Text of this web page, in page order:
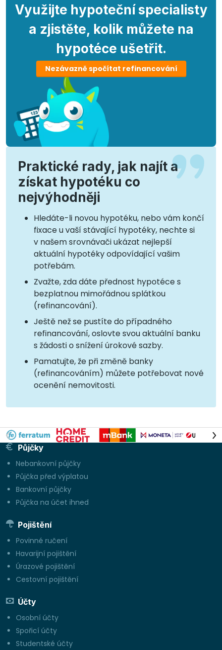
Využijte hypoteční specialisty
a zjistěte, kolik můžete na
hypotéce ušetřit.
Nezávazně spočítat refinancování
Praktické rady, jak najít a
získat hypotéku co
nejvýhodněji
Hledáte-li novou hypotéku, nebo vám končí
fixace u vaší stávající hypotéky, nechte si
v našem srovnávači ukázat nejlepší
aktuální hypotéky odpovídající vašim
potřebám.
Zvažte, zda dáte přednost hypotéce s
bezplatnou mimořádnou splátkou
(refinancování).
Ještě než se pustíte do případného
refinancování, oslovte svou aktuální banku
s žádosti o snížení úrokové sazby.
Pamatujte, že při změně banky
(refinancováním) můžete potřebovat nové
ocenění nemovitosti.
Půjčky
Nebankovní půjčky
Půjčka před výplatou
Bankovní půjčky
Půjčka na účet ihned
Pojištění
Povinné ručení
Havarijní pojištění
Úrazové pojištění
Cestovní pojištění
Účty
Osobní účty
Spořicí účty
Studentské účty